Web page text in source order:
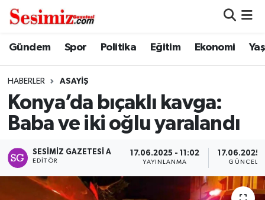
Gündem Spor Politika Eğitim Ekonomi
HABERLER ASAYIŞ
Konya’da bıçaklı kavga:
Baba ve iki oğlu yaralandı
SESIMIZ GAZETESI A
EDITÖR
17.06.2025 - 11:02
YAYINLANMA
17.06.2025
Dünya
Ekonomi
Gündem
Magazin
Nöbetçi Eczaneler
Hava Durumu
Namaz Vakitleri
Süper Lig Puan Durumu ve Fikstür
Tüm Manşetler